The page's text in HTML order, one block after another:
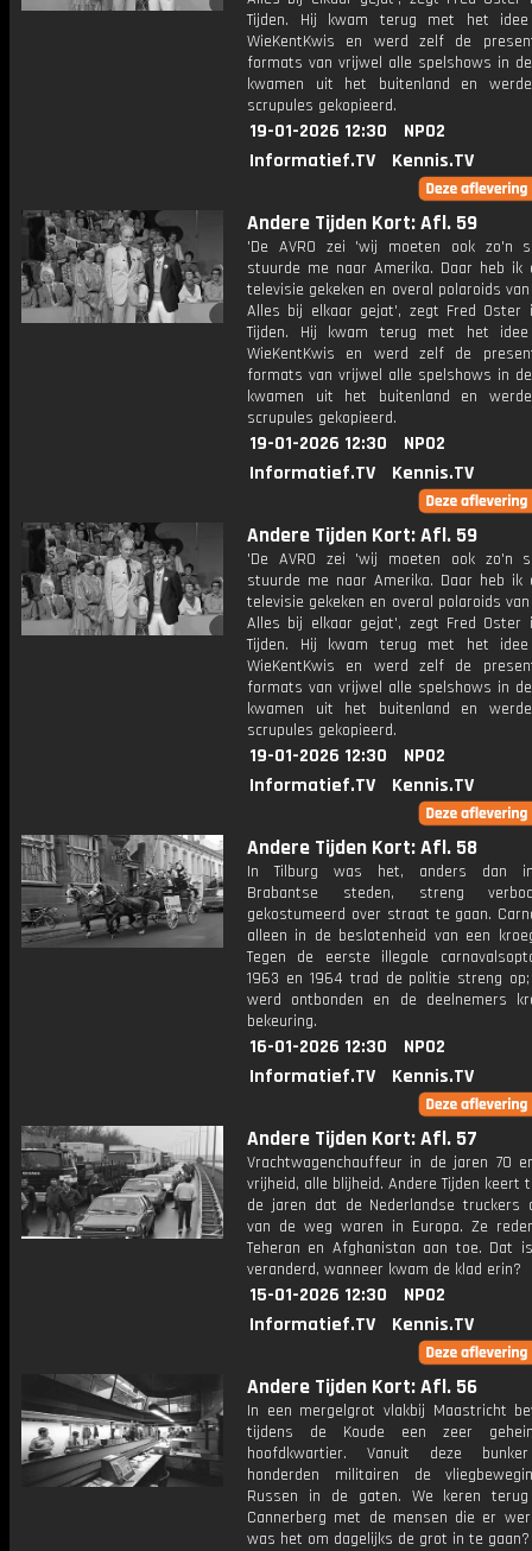
Tijden. Hij kwam terug met het
WieKentKwis en werd zelf de
formats van vrijwel alle spelshows in
kwamen uit het buitenland en
scrupules gekopieerd.
19-01-2026 12:30
NPO2
Informatief.TV
Kennis.TV
Andere Tijden Kort: Afl. 59
'De AVRO zei 'wij moeten ook zo'n
stuurde me naar Amerika. Daar heb ik
televisie gekeken en overal polaroids
Alles bij elkaar gejat', zegt Fred Oster
Tijden. Hij kwam terug met het
WieKentKwis en werd zelf de
formats van vrijwel alle spelshows in
kwamen uit het buitenland en
scrupules gekopieerd.
19-01-2026 12:30
NPO2
Informatief.TV
Kennis.TV
Andere Tijden Kort: Afl. 59
'De AVRO zei 'wij moeten ook zo'n
stuurde me naar Amerika. Daar heb ik
televisie gekeken en overal polaroids
Alles bij elkaar gejat', zegt Fred Oster
Tijden. Hij kwam terug met het
WieKentKwis en werd zelf de
formats van vrijwel alle spelshows in
kwamen uit het buitenland en
scrupules gekopieerd.
19-01-2026 12:30
NPO2
Informatief.TV
Kennis.TV
Andere Tijden Kort: Afl. 58
In Tilburg was het, anders dan
Brabantse steden, streng
gekostumeerd over straat te gaan.
alleen in de beslotenheid van een
Tegen de eerste illegale
1963 en 1964 trad de politie streng
werd ontbonden en de deelnemers
bekeuring.
16-01-2026 12:30
NPO2
Informatief.TV
Kennis.TV
Andere Tijden Kort: Afl. 57
Vrachtwagenchauffeur in de jaren 70
vrijheid, alle blijheid. Andere Tijden keert
de jaren dat de Nederlandse truckers
van de weg waren in Europa. Ze
Teheran en Afghanistan aan toe. Dat
veranderd, wanneer kwam de klad erin?
15-01-2026 12:30
NPO2
Informatief.TV
Kennis.TV
Andere Tijden Kort: Afl. 56
In een mergelgrot vlakbij Maastricht
tijdens de Koude een zeer
hoofdkwartier. Vanuit deze
honderden militairen de
Russen in de gaten. We keren
Cannerberg met de mensen die er
was het om dagelijks de grot in te gaan?